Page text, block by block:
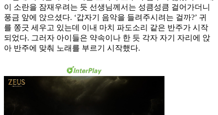
이 소란을 잠재우려는 듯 선생님께서는 성큼성큼 걸어가더니
풍금 앞에 앉으셨다. ‘갑자기 음악을 들려주시려는 걸까?’ 귀
를 쫑긋 세우고 있는데 이내 마치 파도소리 같은 반주가 시작
되었다. 그러자 아이들은 약속이나 한 듯 각자 자기 자리에 앉
아 반주에 맞춰 노래를 부르기 시작했다.